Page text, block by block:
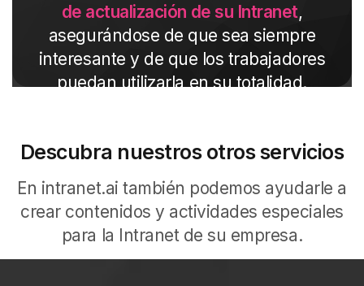
de actualización de su Intranet,
asegurándose de que sea siempre
interesante y de que los trabajadores
puedan utilizarla en su totalidad.
Descubra nuestros otros servicios
En intranet.ai también podemos ayudarle a
crear contenidos y actividades especiales
para la Intranet de su empresa.